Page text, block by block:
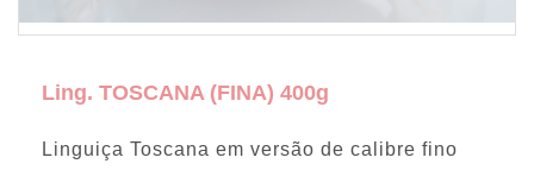
Ling. TOSCANA (FINA) 400g
Linguiça Toscana em versão de calibre fino